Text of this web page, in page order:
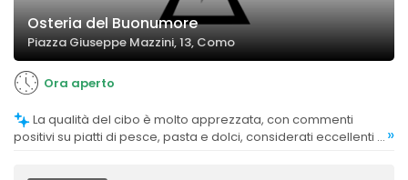
Osteria del Buonumore
Piazza Giuseppe Mazzini, 13, Como
Ora aperto
positivi su piatti di pesce, pasta e dolci, considerati eccellenti e »